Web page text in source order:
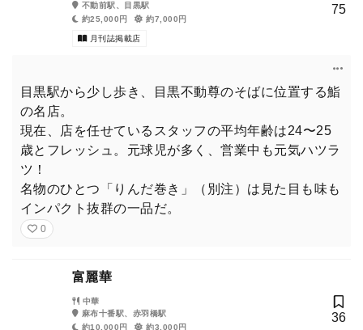
不動前駅、目黒駅
約25,000円
約7,000円
月刊誌掲載店
75
目黒駅から少し歩き、目黒不動尊のそばに位置する鮨
の名店。
現在、店を任せているスタッフの平均年齢は24〜25
歳とフレッシュ。元球児が多く、営業中も元気ハツラ
ツ！
名物のひとつ「りんだ巻き」（別注）は見た目も味も
インパクト抜群の一品だ。
0
富麗華
中華
麻布十番駅、赤羽橋駅
約10,000円
約3,000円
36